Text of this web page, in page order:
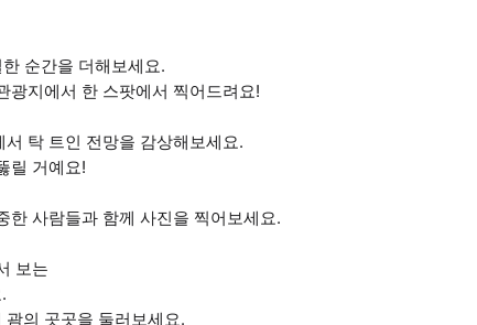
순간을 더해보세요.
광지에서 한 스팟에서 찍어드려요!
탁 트인 전망을 감상해보세요.
릴 거예요!
한 사람들과 함께 사진을 찍어보세요.
보는
의 곳곳을 둘러보세요.